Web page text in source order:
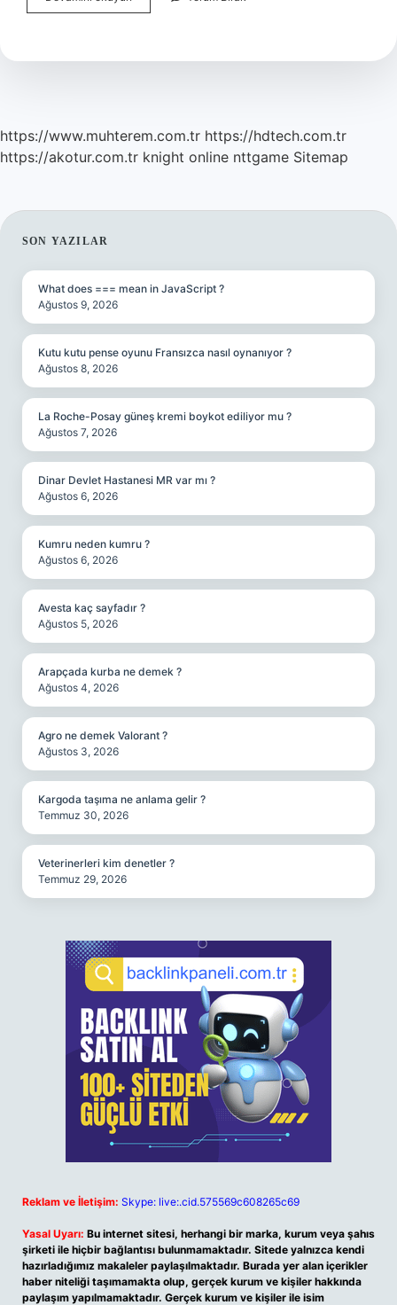
Algısını
Olur
https://www.muhterem.com.tr https://hdtech.com.tr
https://akotur.com.tr knight online nttgame Sitemap
SIDEBAR
SON YAZILAR
What does === mean in JavaScript ?
Ağustos 9, 2026
Kutu kutu pense oyunu Fransızca nasıl oynanıyor ?
Ağustos 8, 2026
La Roche-Posay güneş kremi boykot ediliyor mu ?
Ağustos 7, 2026
Dinar Devlet Hastanesi MR var mı ?
Ağustos 6, 2026
Kumru neden kumru ?
Ağustos 6, 2026
Avesta kaç sayfadır ?
Ağustos 5, 2026
Arapçada kurba ne demek ?
Ağustos 4, 2026
Agro ne demek Valorant ?
Ağustos 3, 2026
Kargoda taşıma ne anlama gelir ?
Temmuz 30, 2026
Veterinerleri kim denetler ?
Temmuz 29, 2026
Reklam ve İletişim: Skype: live:.cid.575569c608265c69
Yasal Uyarı: Bu internet sitesi, herhangi bir marka, kurum veya şahıs
şirketi ile hiçbir bağlantısı bulunmamaktadır. Sitede yalnızca kendi
hazırladığımız makaleler paylaşılmaktadır. Burada yer alan içerikler
haber niteliği taşımamakta olup, gerçek kurum ve kişiler hakkında
paylaşım yapılmamaktadır. Gerçek kurum ve kişiler ile isim